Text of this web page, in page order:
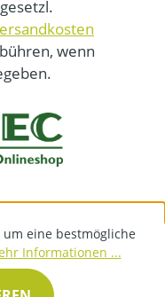
wenn
um eine bestmögliche
Informationen ...